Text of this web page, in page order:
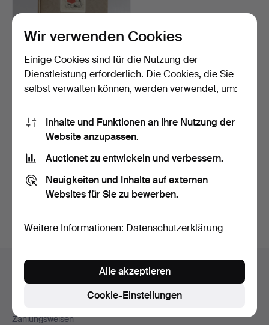
J.F. WILLUMSEN. Eine
Sammlung Bücher J.F. …
4 Tage
155 USD
Sie können auch inBeendete Auktionen aus unserem
suchen.
Fußzeilen-
Kontakt mit dem Support aufnehmen
Zahlungsweisen
Wir verwenden Cookies
Einige Cookies sind für die Nutzung der
Dienstleistung erforderlich. Die Cookies, die Sie
selbst verwalten können, werden verwendet, um:
Inhalte und Funktionen an Ihre Nutzung der
Website anzupassen.
Auctionet zu entwickeln und verbessern.
Neuigkeiten und Inhalte auf externen
Websites für Sie zu bewerben.
Weitere Informationen: Datenschutzerklärung
Cookie-Einstellungen
Alle akzeptieren